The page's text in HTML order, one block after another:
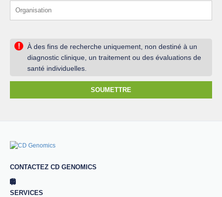
!
À des fins de recherche uniquement, non destiné à un
diagnostic clinique, un traitement ou des évaluations de
santé individuelles.
SOUMETTRE
CONTACTEZ CD GENOMICS
SERVICES